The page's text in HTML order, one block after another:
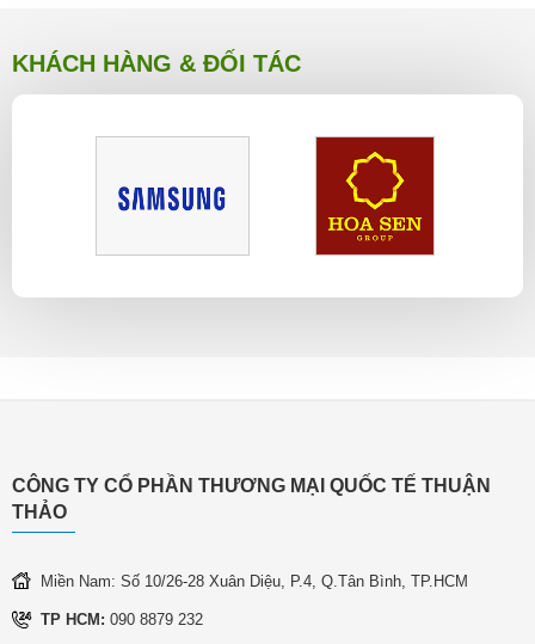
KHÁCH HÀNG & ĐỐI TÁC
CÔNG TY CỔ PHẦN THƯƠNG MẠI QUỐC TẾ THUẬN
THẢO
Miền Nam: Số 10/26-28 Xuân Diệu, P.4, Q.Tân Bình, TP.HCM
TP HCM: 090 8879 232